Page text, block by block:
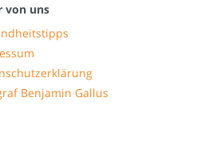
von uns
Benjamin Gallus